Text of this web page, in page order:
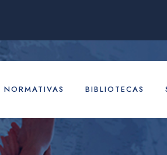
NORMATIVAS BIBLIOTECAS